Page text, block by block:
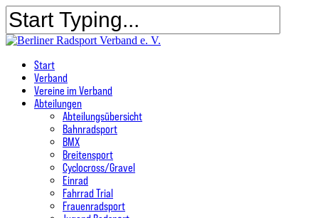
Skip
to
main
content
Close
search
Menu
Start
Verband
Vereine im Verband
Abteilungen
Abteilungsübersicht
Bahnradsport
BMX
Breitensport
Cyclocross/Gravel
Einrad
Fahrrad Trial
Frauenradsport